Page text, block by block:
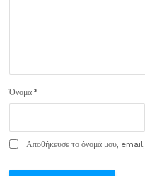
Όνομα *
Αποθήκευσε το όνομά μου, email,